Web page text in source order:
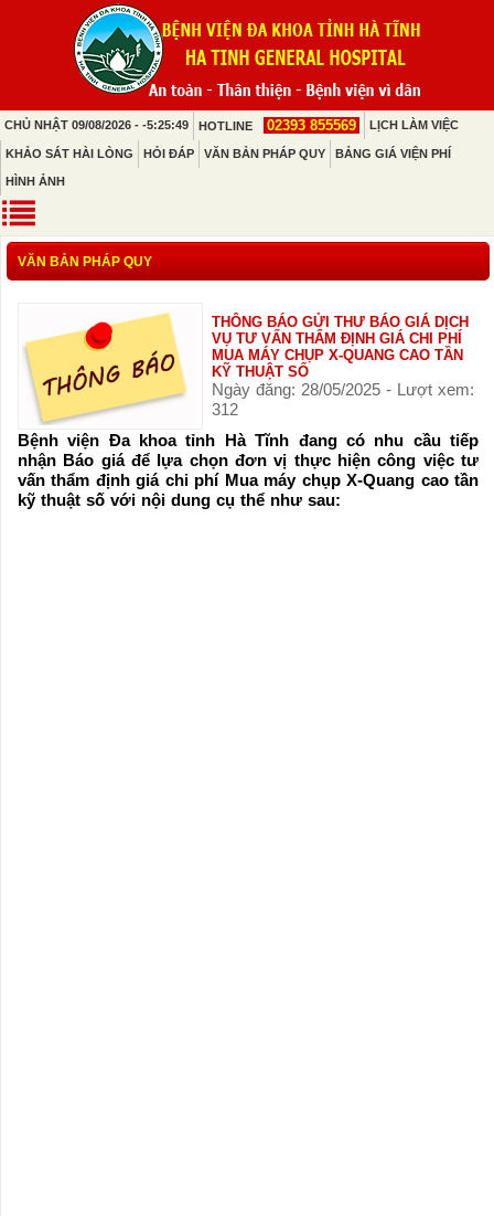
CHỦ NHẬT 09/08/2026 - -5:25:49 HOTLINE 02393 855569 LỊCH LÀM VIỆC
KHẢO SÁT HÀI LÒNG HỎI ĐÁP VĂN BẢN PHÁP QUY BẢNG GIÁ VIỆN PHÍ
HÌNH ẢNH
VĂN BẢN PHÁP QUY
THÔNG BÁO GỬI THƯ BÁO GIÁ DỊCH
VỤ TƯ VẤN THẨM ĐỊNH GIÁ CHI PHÍ
MUA MÁY CHỤP X-QUANG CAO TẦN
KỸ THUẬT SỐ
Ngày đăng: 28/05/2025 - Lượt xem:
312
Bệnh viện Đa khoa tỉnh Hà Tĩnh đang có nhu cầu tiếp
nhận Báo giá để lựa chọn đơn vị thực hiện công việc tư
vấn thẩm định giá chi phí Mua máy chụp X-Quang cao tần
kỹ thuật số với nội dung cụ thể như sau: